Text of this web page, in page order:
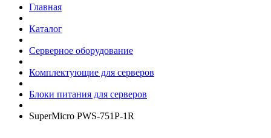
Главная
Каталог
Серверное оборудование
Комплектующие для серверов
Блоки питания для серверов
SuperMicro PWS-751P-1R